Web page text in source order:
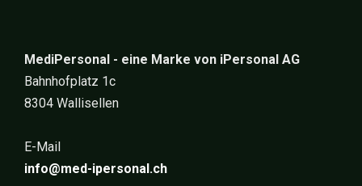
MediPersonal - eine Marke von iPersonal AG
Bahnhofplatz 1c
8304 Wallisellen
E-Mail
info@med-ipersonal.ch